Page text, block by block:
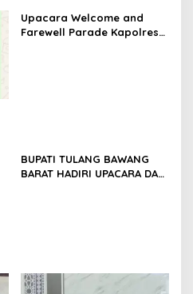
Penghulu untuk Vervali
Stimulan Rumah
Upacara Welcome and
Farewell Parade Kapolres
BUPATI TULANG BAWANG
BARAT HADIRI UPACARA DAN